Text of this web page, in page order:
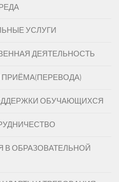
УСЛУГИ
ДЕЯТЕЛЬНОСТЬ
ОБУЧАЮЩИХСЯ
В ОБРАЗОВАТЕЛЬНОЙ